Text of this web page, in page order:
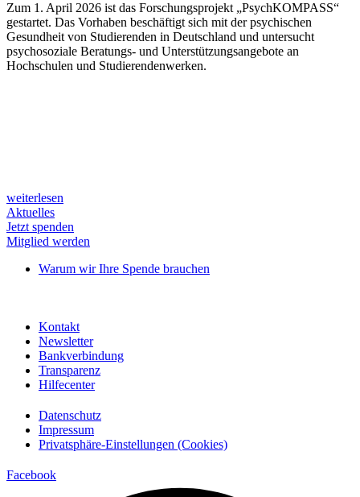
Zum 1. April 2026 ist das Forschungsprojekt „PsychKOMPASS“
gestartet. Das Vorhaben beschäftigt sich mit der psychischen
Gesundheit von Studierenden in Deutschland und untersucht
psychosoziale Beratungs- und Unterstützungsangebote an
Hochschulen und Studierendenwerken.
weiterlesen
Aktuelles
Jetzt spenden
Mitglied werden
Warum wir Ihre Spende brauchen
Kontakt
Newsletter
Bankverbindung
Transparenz
Hilfecenter
Datenschutz
Impressum
Privatsphäre-Einstellungen (Cookies)
Facebook